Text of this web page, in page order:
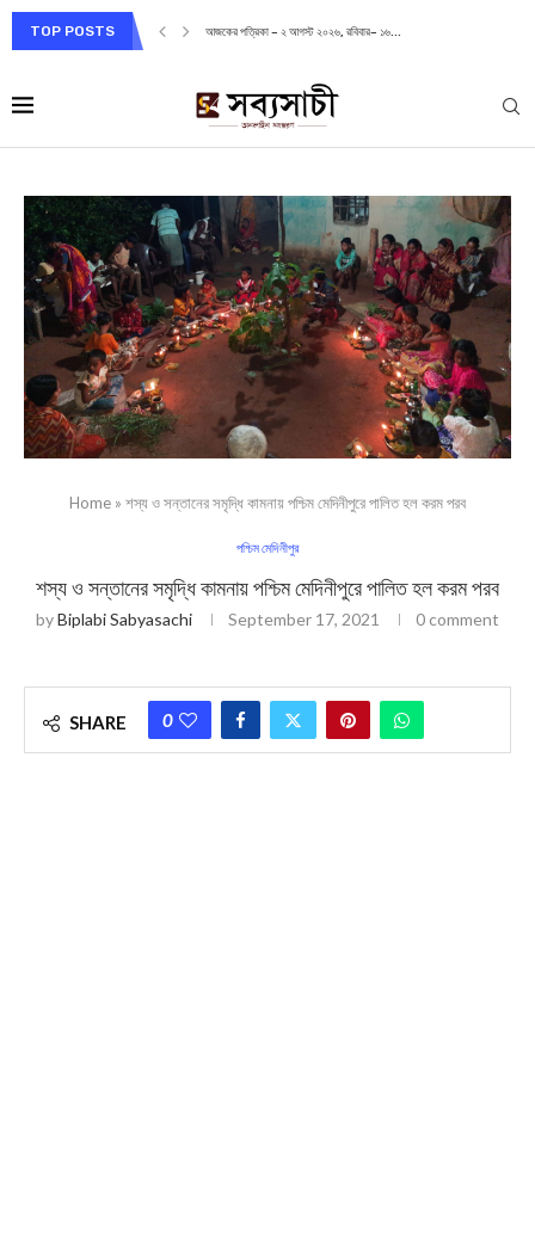
TOP POSTS আজকের পত্রিকা – ২ আগস্ট ২০২৬, রবিবার– ১৬...
Home » শস্য ও সন্তানের সমৃদ্ধি কামনায় পশ্চিম মেদিনীপুরে পালিত হল করম পরব
পশ্চিম মেদিনীপুর
শস্য ও সন্তানের সমৃদ্ধি কামনায় পশ্চিম মেদিনীপুরে পালিত হল করম পরব
byBiplabi Sabyasachi September 17, 2021 0 comment
SHARE 0